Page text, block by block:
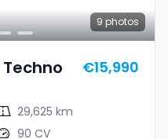
9 photos
Techno €15,990
29,625 km
90 CV